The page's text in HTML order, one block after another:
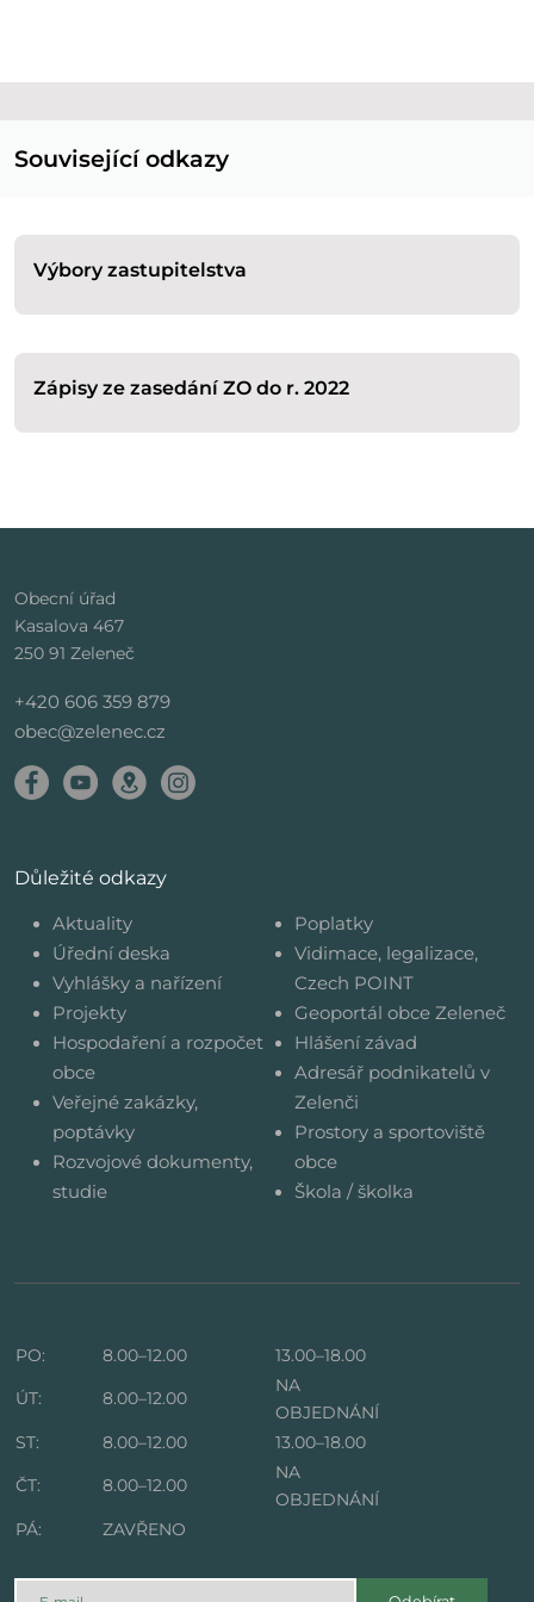
Související odkazy
Výbory zastupitelstva
Zápisy ze zasedání ZO do r. 2022
Obecní úřad
Kasalova 467
250 91 Zeleneč
+420 606 359 879
obec@zelenec.cz
Důležité odkazy
Aktuality
Úřední deska
Vyhlášky a nařízení
Projekty
Hospodaření a rozpočet
obce
Veřejné zakázky,
poptávky
Rozvojové dokumenty,
studie
Poplatky
Vidimace, legalizace,
Czech POINT
Geoportál obce Zeleneč
Hlášení závad
Adresář podnikatelů v
Zelenči
Prostory a sportoviště
obce
Škola / školka
PO: 8.00–12.00
13.00–18.00
ÚT:
8.00–12.00
NA
OBJEDNÁNÍ
ST:
8.00–12.00
13.00–18.00
ČT:
8.00–12.00
NA
OBJEDNÁNÍ
PÁ:
ZAVŘENO